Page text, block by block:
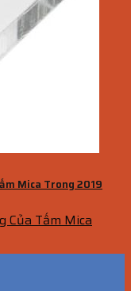
Mica Trong 2019
Của Tấm Mica